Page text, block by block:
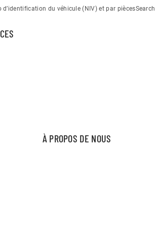
d’identification du véhicule (NIV) et par piècesSearch
À PROPOS DE NOUS